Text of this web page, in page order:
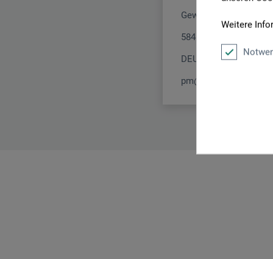
Weitere
Gewerkenstr. 2
58456 Witten
DEUTSCHLAND
pm@boesner.com